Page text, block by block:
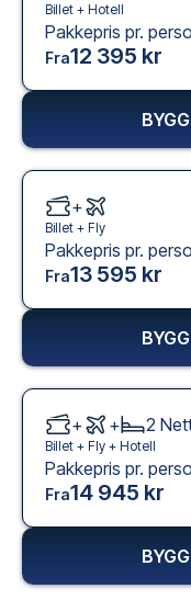
Billet + Hotell
Pakkepris pr.
Fra12 395 kr
+
Billet + Fly
Pakkepris pr.
Fra13 595 kr
+ + 2
Billet + Fly + Hotell
Pakkepris pr.
Fra14 945 kr